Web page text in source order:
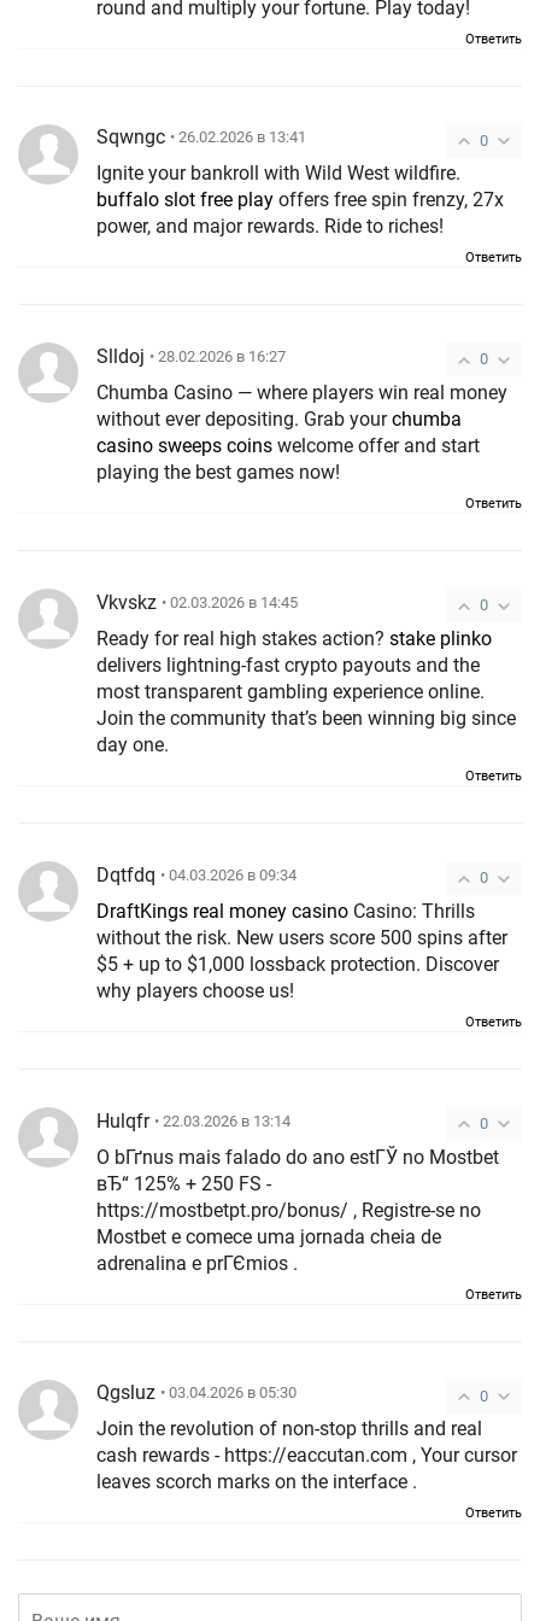
round and multiply your fortune. Play today!
Ответить
0
Sqwngc • 26.02.2026 в 13:41
Ignite your bankroll with Wild West wildfire.
buffalo slot free play offers free spin frenzy, 27x
power, and major rewards. Ride to riches!
Ответить
0
Slldoj • 28.02.2026 в 16:27
Chumba Casino — where players win real money
without ever depositing. Grab yourchumba
casino sweeps coins welcome offer and start
playing the best games now!
Ответить
0
Vkvskz • 02.03.2026 в 14:45
Ready for real high stakes action? stake plinko
delivers lightning-fast crypto payouts and the
most transparent gambling experience online.
Join the community that’s been winning big since
day one.
Ответить
0
Dqtfdq • 04.03.2026 в 09:34
DraftKings real money casino Casino: Thrills
without the risk. New users score 500 spins after
$5 + up to $1,000 lossback protection. Discover
why players choose us!
Ответить
0
Hulqfr • 22.03.2026 в 13:14
O bГґnus mais falado do ano estГЎ no Mostbet
вЂ“ 125% + 250 FS -
https://mostbetpt.pro/bonus/ , Registre-se no
Mostbet e comece uma jornada cheia de
adrenalina e prГЄmios .
Ответить
0
Qgsluz • 03.04.2026 в 05:30
Join the revolution of non-stop thrills and real
cash rewards - https://eaccutan.com , Your cursor
leaves scorch marks on the interface .
Ответить